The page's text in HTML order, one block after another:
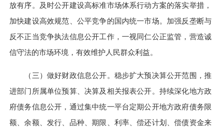
放有序。及时公开建设高标准市场体系行动方案的落实举措，
加快建设高效规范、公平竞争的国内统一市场。加强反垄断与
反不正当竞争执法信息公开工作，一视同仁公正监管，营造诚
信守法的市场环境，有效维护人民群众利益。
（三）做好财政信息公开。 稳步扩大预决算公开范围，推
进部门所属单位预算、决算及相关报表公开。持续深化地方政
府债务信息公开，通过集中统一平台定期公开地方政府债务限
额、余额、发行、品种、期限、利率、偿还计划、偿债资金来